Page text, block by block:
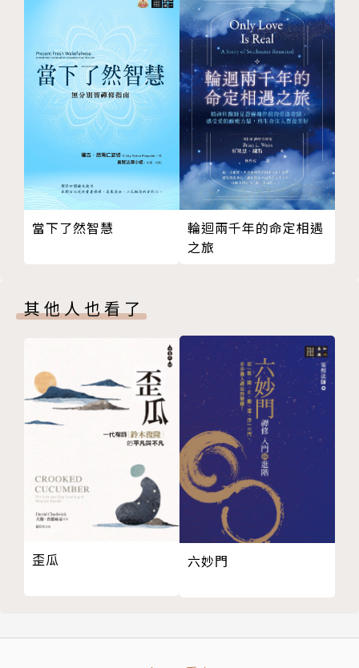
根本的差別在於，前者人民的共通點在於對自己的愛，
後者則是因對上帝的愛和因此而生的對彼此的愛而結
合。
在對比這兩個城從起源到結局的過程中，他對人類的群
體生活有深入的討論，也建構了基督教的歷史觀。
本書特色
★全球唯一一本依據拉丁文原典翻譯的中文全譯本。
★輔大哲學暨宗教系教授高凌霞修女（教授）校訂、導
讀。
★天主教神學家聖奧古斯丁，曠世鉅著。
名人推薦
本書第一版由輔仁大學文學院高思謙院長校對、修改、
潤色。
天主教于斌樞機主教提字。
奧勒利．奧古斯丁（Aurelius Augustinus，354年11
月13日－430年8月28日）
曾任北非城市希波的主教，故史稱希波的奧古斯丁（A
西元354年，奧古斯丁生於北非今阿爾及利亞境內，他
第十三卷
第十四卷
第十五卷
第十六卷
第十七卷
第十八卷
第二十卷
第二十一卷
第二十二卷
後記：奧古斯丁「論天主之城」
地方
附錄一 中西人名對照表
當下了然智慧
輪迴兩千年的命定相遇
之旅
其他人也看了
歪瓜 六妙門